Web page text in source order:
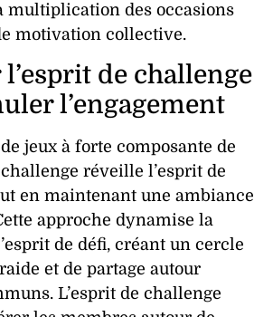
multiplication des occasions
motivation collective.
de challenge
l’engagement
jeux à forte composante de
challenge réveille l’esprit de
en maintenant une ambiance
approche dynamise la
esprit de défi, créant un cercle
et de partage autour
L’esprit de challenge